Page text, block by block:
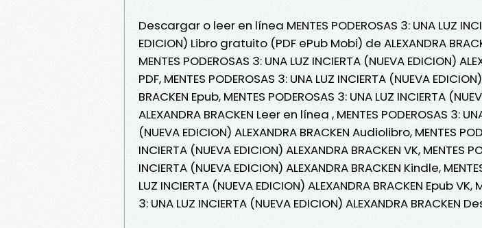
Descargar o leer en línea MENTES PODEROSAS 3: UNA LUZ
EDICION) Libro gratuito (PDF ePub Mobi) de ALEXANDRA
MENTES PODEROSAS 3: UNA LUZ INCIERTA (NUEVA EDICION)
PDF, MENTES PODEROSAS 3: UNA LUZ INCIERTA (NUEVA
BRACKEN Epub, MENTES PODEROSAS 3: UNA LUZ INCIERTA
ALEXANDRA BRACKEN Leer en línea , MENTES PODEROSAS 3:
(NUEVA EDICION) ALEXANDRA BRACKEN Audiolibro, MENTES
INCIERTA (NUEVA EDICION) ALEXANDRA BRACKEN VK, MENTES
INCIERTA (NUEVA EDICION) ALEXANDRA BRACKEN Kindle,
LUZ INCIERTA (NUEVA EDICION) ALEXANDRA BRACKEN Epub VK,
3: UNA LUZ INCIERTA (NUEVA EDICION) ALEXANDRA